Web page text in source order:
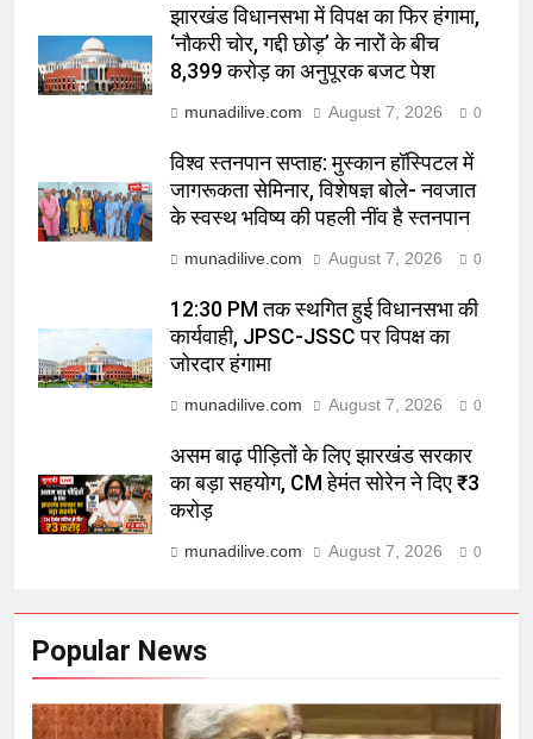
झारखंड विधानसभा में विपक्ष का फिर हंगामा,
‘नौकरी चोर, गद्दी छोड़’ के नारों के बीच
8,399 करोड़ का अनुपूरक बजट पेश
munadilive.com August 7, 2026 0
विश्व स्तनपान सप्ताह: मुस्कान हॉस्पिटल में
जागरूकता सेमिनार, विशेषज्ञ बोले- नवजात
के स्वस्थ भविष्य की पहली नींव है स्तनपान
munadilive.com August 7, 2026 0
12:30 PM तक स्थगित हुई विधानसभा की
कार्यवाही, JPSC-JSSC पर विपक्ष का
जोरदार हंगामा
munadilive.com August 7, 2026 0
असम बाढ़ पीड़ितों के लिए झारखंड सरकार
का बड़ा सहयोग, CM हेमंत सोरेन ने दिए ₹3
करोड़
munadilive.com August 7, 2026 0
Popular News